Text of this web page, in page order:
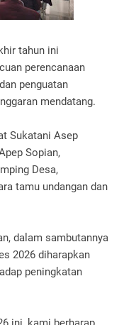
tahun ini
perencanaan
penguatan
mendatang.
Sukatani Asep
Sopian,
Desa,
tamu undangan dan
dalam sambutannya
2026 diharapkan
peningkatan